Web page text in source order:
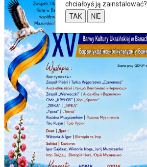
chciałbyś ją zainstalować?
TAK
NIE